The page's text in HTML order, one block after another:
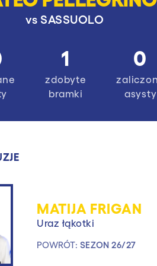
vs SASSUOLO
1
zdobyte
bramki
0
asysty
MATIJA FRIGAN
Uraz łąkotki
POWRÓT: SEZON 26/27